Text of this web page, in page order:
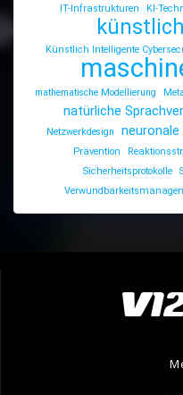
IT-Infrastrukturen
KI-
Künstlich Intelligente
mathematische Modellierung
natürliche
Netzwerkdesign
Prävention
Sicherheitsprotokolle